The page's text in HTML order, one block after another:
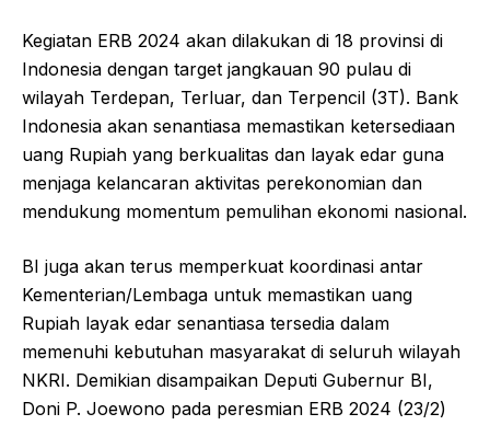
Kegiatan ERB 2024 akan dilakukan di 18 provinsi di
Indonesia dengan target jangkauan 90 pulau di
wilayah Terdepan, Terluar, dan Terpencil (3T). Bank
Indonesia akan senantiasa memastikan ketersediaan
uang Rupiah yang berkualitas dan layak edar guna
menjaga kelancaran aktivitas perekonomian dan
mendukung momentum pemulihan ekonomi nasional.
BI juga akan terus memperkuat koordinasi antar
Kementerian/Lembaga untuk memastikan uang
Rupiah layak edar senantiasa tersedia dalam
memenuhi kebutuhan masyarakat di seluruh wilayah
NKRI. Demikian disampaikan Deputi Gubernur BI,
Doni P. Joewono pada peresmian ERB 2024 (23/2)